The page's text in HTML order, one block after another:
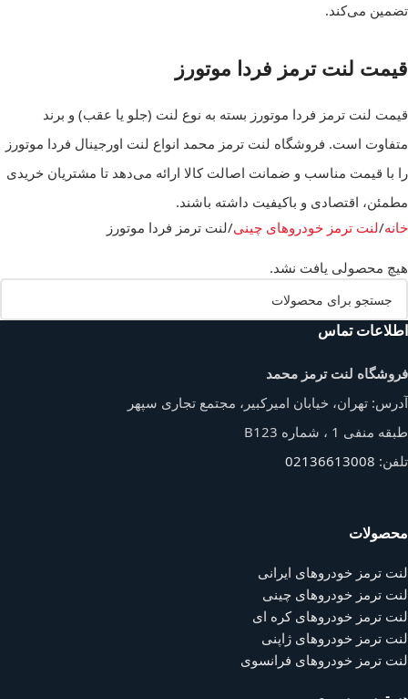
تضمین می‌کند.
قیمت لنت ترمز فردا موتورز
قیمت لنت ترمز فردا موتورز بسته به نوع لنت (جلو یا عقب) و برند
متفاوت است. فروشگاه لنت ترمز محمد انواع لنت اورجینال فردا موتورز
را با قیمت مناسب و ضمانت اصالت کالا ارائه می‌دهد تا مشتریان خریدی
مطمئن، اقتصادی و باکیفیت داشته باشند.
خانه لنت ترمز خودروهای چینی لنت ترمز فردا موتورز
هیچ محصولی یافت نشد.
اطلاعات تماس
فروشگاه لنت ترمز محمد
آدرس: تهران، خیابان امیرکبیر، مجتمع تجاری سپهر
طبقه منفی 1 ، شماره B123
تلفن: 02136613008
محصولات
لنت ترمز خودروهای ایرانی
لنت ترمز خودروهای چینی
لنت ترمز خودروهای کره ای
لنت ترمز خودروهای ژاپنی
لنت ترمز خودروهای فرانسوی